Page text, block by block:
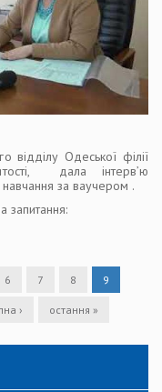
відділу Одеської філії
дала інтерв’ю
за ваучером .
запитання:
6 7 8 9
› остання »